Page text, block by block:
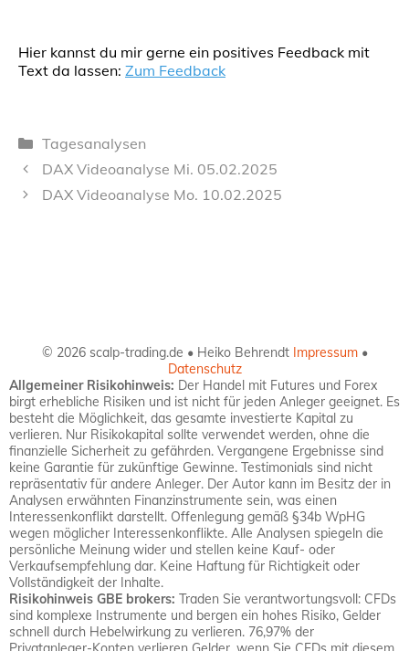
Hier kannst du mir gerne ein positives Feedback mit
Text da lassen: Zum Feedback
Kategorien
Tagesanalysen
DAX Videoanalyse Mi. 05.02.2025
DAX Videoanalyse Mo. 10.02.2025
© 2026 scalp-trading.de • Heiko Behrendt Impressum•
Datenschutz
Allgemeiner Risikohinweis: Der Handel mit Futures und Forex
birgt erhebliche Risiken und ist nicht für jeden Anleger geeignet. Es
besteht die Möglichkeit, das gesamte investierte Kapital zu
verlieren. Nur Risikokapital sollte verwendet werden, ohne die
finanzielle Sicherheit zu gefährden. Vergangene Ergebnisse sind
keine Garantie für zukünftige Gewinne. Testimonials sind nicht
repräsentativ für andere Anleger. Der Autor kann im Besitz der in
Analysen erwähnten Finanzinstrumente sein, was einen
Interessenkonflikt darstellt. Offenlegung gemäß §34b WpHG
wegen möglicher Interessenkonflikte. Alle Analysen spiegeln die
persönliche Meinung wider und stellen keine Kauf- oder
Verkaufsempfehlung dar. Keine Haftung für Richtigkeit oder
Vollständigkeit der Inhalte.
Risikohinweis GBE brokers: Traden Sie verantwortungsvoll: CFDs
sind komplexe Instrumente und bergen ein hohes Risiko, Gelder
schnell durch Hebelwirkung zu verlieren. 76,97% der